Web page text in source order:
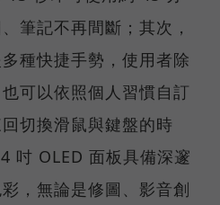
筆記不再間斷；其次，
種快捷手勢，使用者除
可以依照個人習慣自訂
切換滑鼠與鍵盤的時
吋 OLED 面板具備深邃
，無論是修圖、影音創